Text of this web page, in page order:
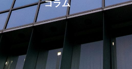
コラム